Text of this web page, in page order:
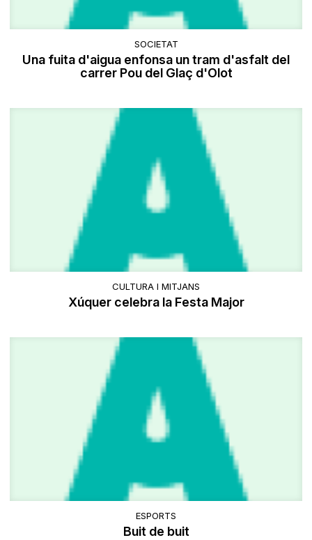
SOCIETAT
Una fuita d'aigua enfonsa un tram d'asfalt del
carrer Pou del Glaç d'Olot
CULTURA I MITJANS
Xúquer celebra la Festa Major
ESPORTS
Buit de buit